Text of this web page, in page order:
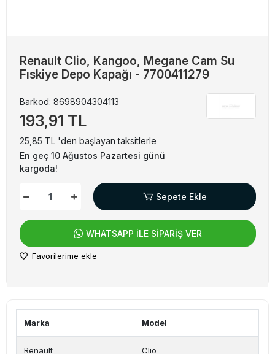
Renault Clio, Kangoo, Megane Cam Su
Fıskiye Depo Kapağı - 7700411279
Barkod: 8698904304113
193,91 TL
25,85 TL 'den başlayan taksitlerle
En geç 10 Ağustos Pazartesi günü
kargoda!
Sepete Ekle
WHATSAPP İLE SİPARİŞ VER
Favorilerime ekle
Marka Model
Renault Clio